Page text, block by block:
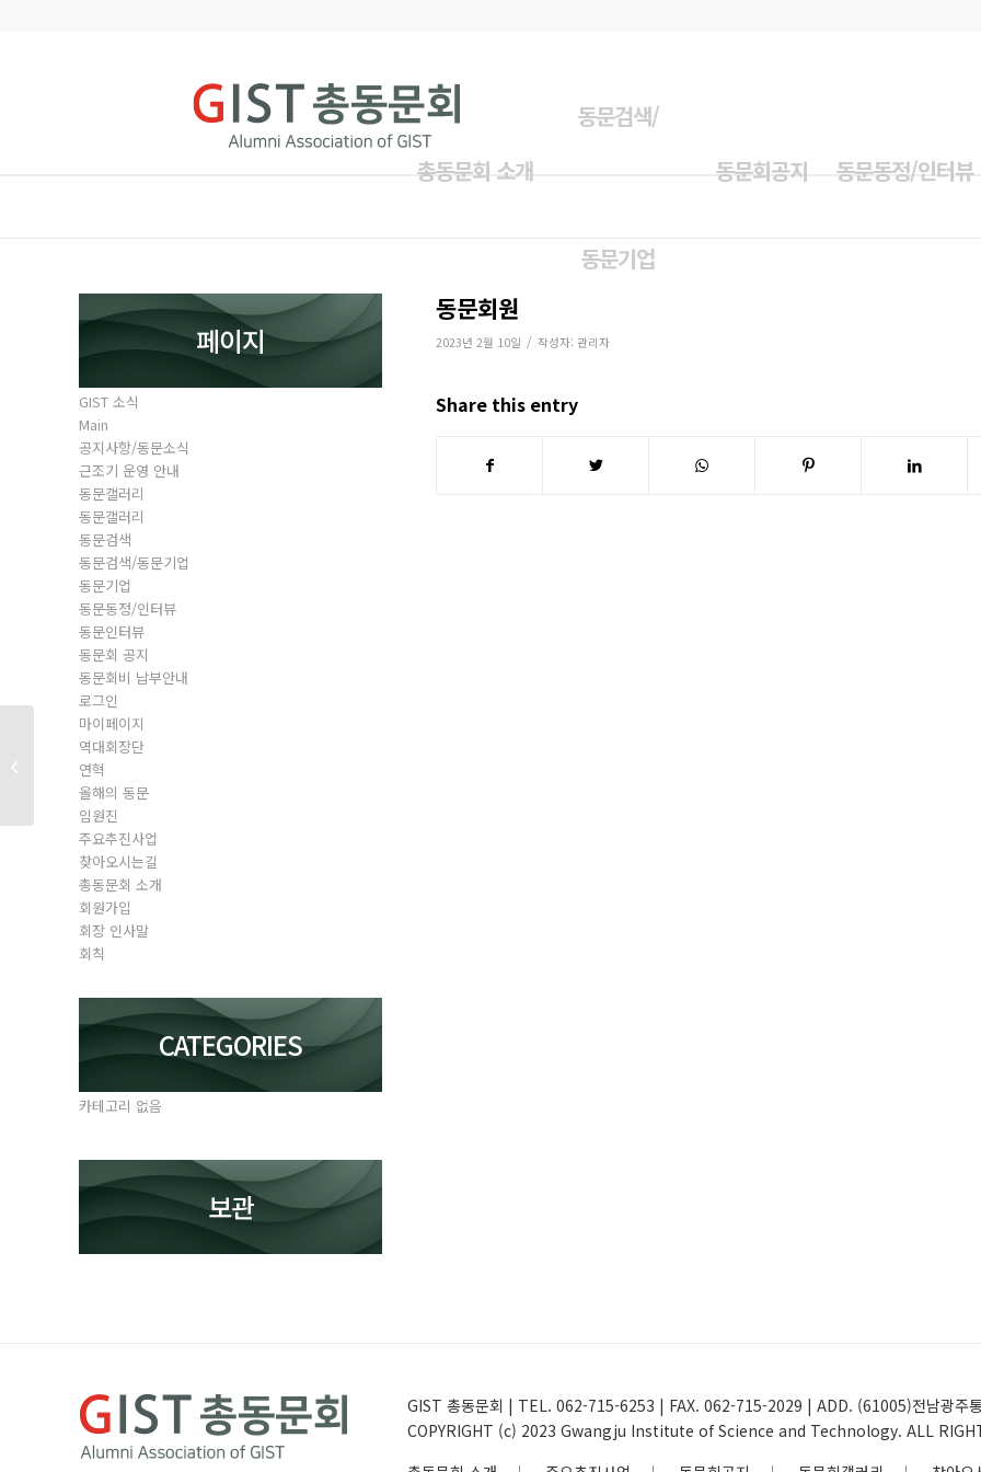
총동문회 소개
동문검색/
동문기업
동문회공지 동문동정/인터뷰
동문회원
2023년 2월 10일 / 작성자: 관리자
Share this entry
페이지
GIST 소식
Main
공지사항/동문소식
근조기 운영 안내
동문갤러리
동문갤러리
동문검색
동문검색/동문기업
동문기업
동문동정/인터뷰
동문인터뷰
동문회 공지
동문회비 납부안내
로그인
마이페이지
역대회장단
연혁
올해의 동문
임원진
주요추진사업
찾아오시는길
총동문회 소개
회원가입
회장 인사말
회칙
CATEGORIES
카테고리 없음
보관
GIST 총동문회 | TEL. 062-715-6253 | FAX. 062-715-2029 | ADD. (61005)전남광주
COPYRIGHT (c) 2023 Gwangju Institute of Science and Technology. ALL
동문회원